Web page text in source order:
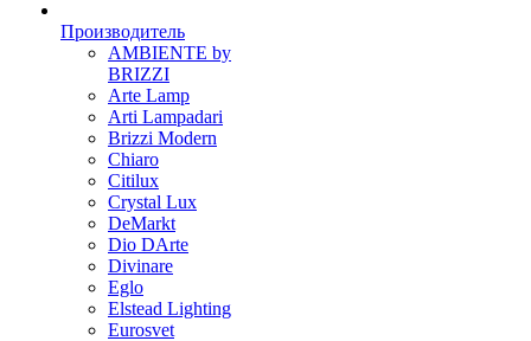
Производитель
AMBIENTE by
BRIZZI
Arte Lamp
Arti Lampadari
Brizzi Modern
Chiaro
Citilux
Crystal Lux
DeMarkt
Dio DArte
Divinare
Eglo
Elstead Lighting
Eurosvet